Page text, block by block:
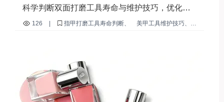
科学判断双面打磨工具寿命与维护技巧，优化美
甲护理流程
126 指甲打磨工具寿命判断
美甲工具维护技巧